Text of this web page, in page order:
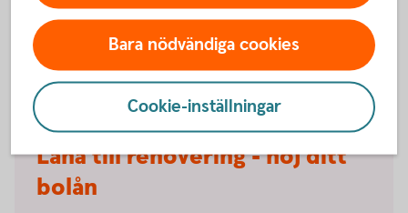
Arturo Arques
Privatekonom
Låna till renovering - höj ditt
bolån
Bara nödvändiga cookies
Cookie-inställningar